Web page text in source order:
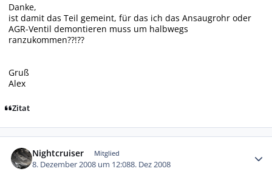
Danke,
ist damit das Teil gemeint, für das ich das Ansaugrohr oder
AGR-Ventil demontieren muss um halbwegs
ranzukommen??!??
Gruß
Alex
Zitat
Nightcruiser Mitglied
8. Dezember 2008 um 12:088. Dez 2008